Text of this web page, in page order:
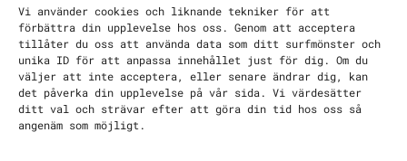
Vi använder cookies och liknande tekniker för att
förbättra din upplevelse hos oss. Genom att acceptera
tillåter du oss att använda data som ditt surfmönster och
unika ID för att anpassa innehållet just för dig. Om du
väljer att inte acceptera, eller senare ändrar dig, kan
det påverka din upplevelse på vår sida. Vi värdesätter
ditt val och strävar efter att göra din tid hos oss så
angenäm som möjligt.
Kontakta Oss
Behandlingar